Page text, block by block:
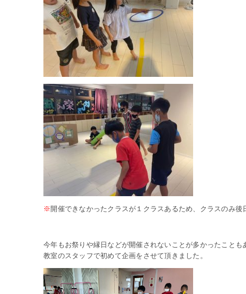
※ 開催できなかったクラスが１クラスあるため、クラスのみ後
今年もお祭りや縁日などが開催されないことが多かったこと
教室のスタッフで初めて企画をさせて頂きました。